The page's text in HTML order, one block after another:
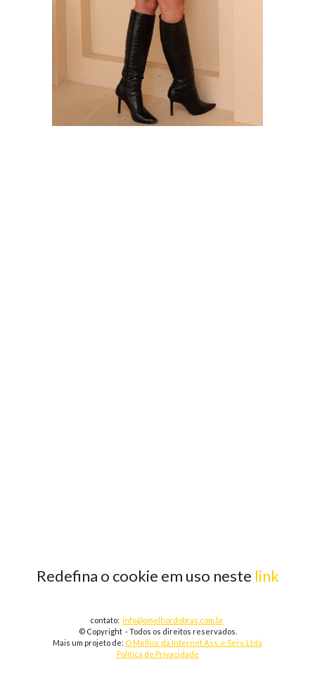
Redefina o cookie em uso neste link
contato: info@omelhordobras.com.br
© Copyright - Todos os direitos reservados.
Mais um projeto de: O Melhor da Internet Ass. e Serv. Ltda
Política de Privacidade